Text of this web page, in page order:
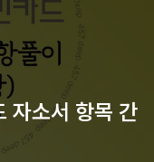
자소서 항목 간